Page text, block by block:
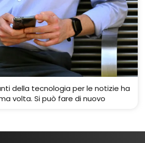
della tecnologia per le notizie ha
volta. Si può fare di nuovo